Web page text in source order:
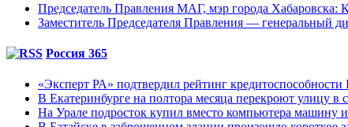
Председатель Правления МАГ, мэр города Хабаровска:
Заместитель Председателя Правления —
Россия 365
«Эксперт РА» подтвердил рейтинг
В Екатеринбурге на полтора месяца перекроют улицу в
На Урале подросток купил вместо компьютера машину